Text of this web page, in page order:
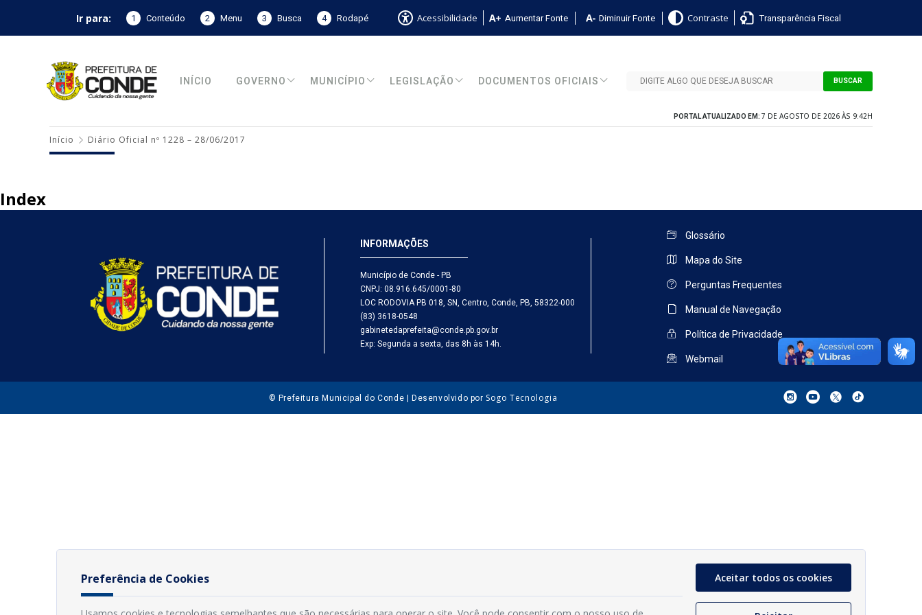
Ir para: 1 Conteúdo 2 Menu 3 Busca 4 Rodapé Acessibilidade Aumentar Fonte Diminuir Fonte Contraste Transparência Fiscal
INÍCIO GOVERNO MUNICÍPIO LEGISLAÇÃO DOCUMENTOS OFICIAIS BUSCAR
PORTAL ATUALIZADO EM: 7 DE AGOSTO DE 2026 ÀS 9:42H
Início Diário Oficial nº 1228 – 28/06/2017
Index
INFORMAÇÕES
Município de Conde - PB
CNPJ: 08.916.645/0001-80
LOC RODOVIA PB 018, SN, Centro, Conde, PB, 58322-000
(83) 3618-0548
gabinetedaprefeita@conde.pb.gov.br
Exp: Segunda a sexta, das 8h às 14h.
Glossário
Mapa do Site
Perguntas Frequentes
Manual de Navegação
Política de Privacidade
Webmail
© Prefeitura Municipal do Conde | Desenvolvido por Sogo Tecnologia
Preferência de Cookies Aceitar todos os cookies